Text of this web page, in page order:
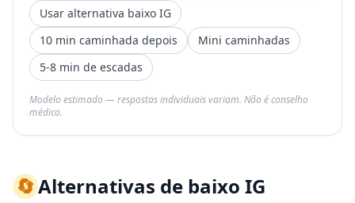
Usar alternativa baixo IG
10 min caminhada depois
Mini caminhadas
5-8 min de escadas
Modelo estimado — respostas individuais variam. Não é conselho
médico.
🔄Alternativas de baixo IG